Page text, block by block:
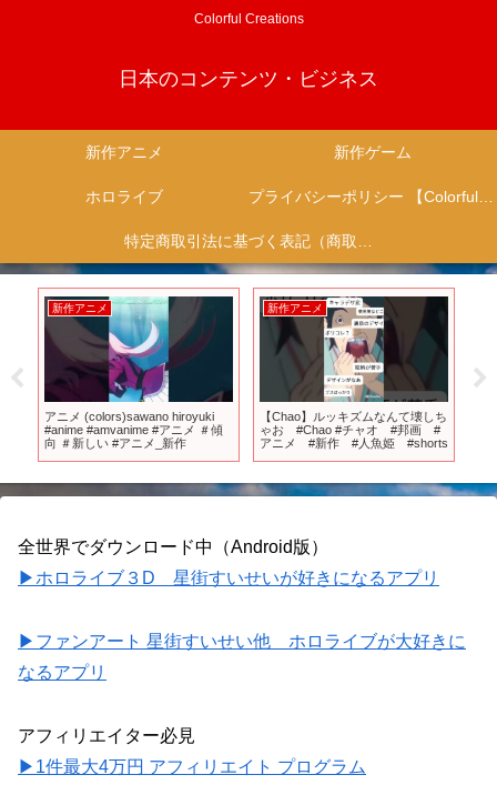
Colorful Creations
日本のコンテンツ・ビジネス
新作アニメ 新作ゲーム
ホロライブ プライバシーポリシー 【Colorful Creation】
特定商取引法に基づく表記（商取引に関する開示）
新作アニメ
アニメ (colors)sawano hiroyuki
#anime #amvanime #アニメ ＃傾
向 ＃新しい #アニメ_新作
新作アニメ
【Chao】ルッキズムなんて壊しち
ゃお #Chao #チャオ #邦画 #
アニメ #新作 #人魚姫 #shorts
全世界でダウンロード中（Android版）
▶ホロライブ３D 星街すいせいが好きになるアプリ
▶ファンアート 星街すいせい他 ホロライブが大好きに
なるアプリ
アフィリエイター必見
▶1件最大4万円 アフィリエイト プログラム